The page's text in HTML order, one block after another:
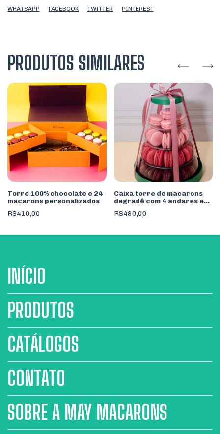
WHATSAPP FACEBOOK TWITTER PINTEREST
PRODUTOS SIMILARES
Torre 100% chocolate e 24
macarons personalizados
R$410,00
Caixa torre de macarons
degradê com 4 andares e
45 unidades
R$480,00
INÍCIO
PRODUTOS
CATÁLOGOS
CONTATO
SOBRE A MAY MACARONS